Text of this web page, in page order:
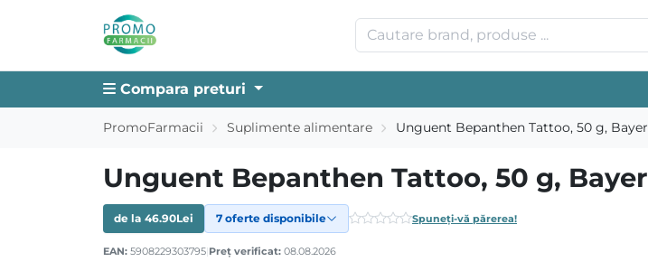
Compara preturi
PromoFarmacii Suplimente alimentare Unguent Bepanthen Tattoo, 50 g, Bayer
Unguent Bepanthen Tattoo, 50 g, Bayer
de la 46.90Lei 7 oferte disponibile Spuneți-vă părerea!
EAN: 5908229303795 Preț verificat: 08.08.2026